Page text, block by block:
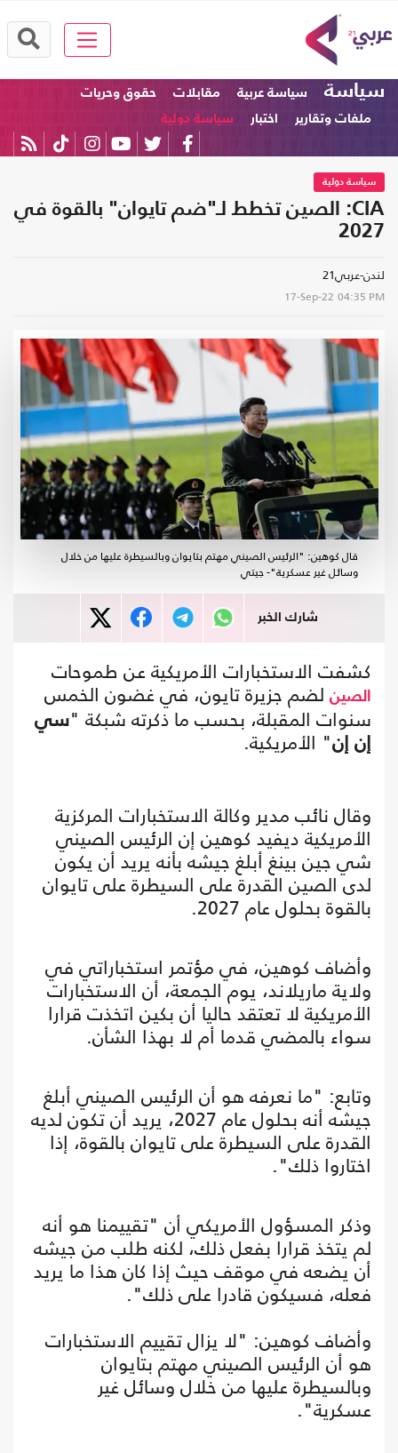
سياسة سياسة عربية مقابلات
حقوق وحريات
ملفات وتقارير
اختبار سياسة دولية
سياسة دولية
CIA: الصين تخطط لـ"ضم تايوان" بالقوة في
2027
لندن-عربي21
17-Sep-22 04:35 PM
قال كوهين: "الرئيس الصيني مهتم بتايوان وبالسيطرة عليها من خلال
وسائل غير عسكرية"- جيتي
شارك الخبر
كشفت الاستخبارات الأمريكية عن طموحات
الصين لضم جزيرة تايون، في غضون الخمس
سنوات المقبلة، بحسب ما ذكرته شبكة "سي
إن إن" الأمريكية.
وقال نائب مدير وكالة الاستخبارات المركزية
الأمريكية ديفيد كوهين إن الرئيس الصيني
شي جين بينغ أبلغ جيشه بأنه يريد أن يكون
لدى الصين القدرة على السيطرة على تايوان
بالقوة بحلول عام 2027.
وأضاف كوهين، في مؤتمر استخباراتي في
ولاية ماريلاند، يوم الجمعة، أن الاستخبارات
الأمريكية لا تعتقد حاليا أن بكين اتخذت قرارا
سواء بالمضي قدما أم لا بهذا الشأن.
وتابع: "ما نعرفه هو أن الرئيس الصيني أبلغ
جيشه أنه بحلول عام 2027، يريد أن تكون لديه
القدرة على السيطرة على تايوان بالقوة، إذا
اختاروا ذلك".
وذكر المسؤول الأمريكي أن "تقييمنا هو أنه
لم يتخذ قرارا بفعل ذلك، لكنه طلب من جيشه
أن يضعه في موقف حيث إذا كان هذا ما يريد
فعله، فسيكون قادرا على ذلك".
وأضاف كوهين: "لا يزال تقييم الاستخبارات
هو أن الرئيس الصيني مهتم بتايوان
وبالسيطرة عليها من خلال وسائل غير
عسكرية".